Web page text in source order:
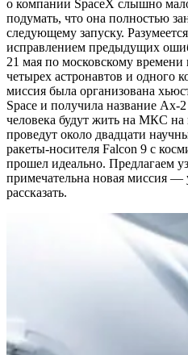
о компании SpaceX слышно
подумать, что она полностью
следующему запуску.
исправлением предыдущих
21 мая по московскому
четырех астронавтов и одного
миссия была организована
Space и получила название Ax-
человека будут жить на МКС
проведут около двадцати
ракеты-носителя Falcon 9 с
прошел идеально. Предлагаем
примечательна новая миссия —
рассказать.